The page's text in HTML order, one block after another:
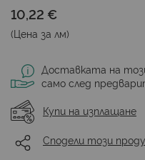
снимки
10,22 €
(Цена за лм)
Доставката на
само след
Купи на изплащане
Сподели този